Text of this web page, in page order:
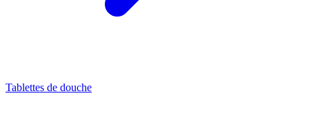
Tablettes de douche